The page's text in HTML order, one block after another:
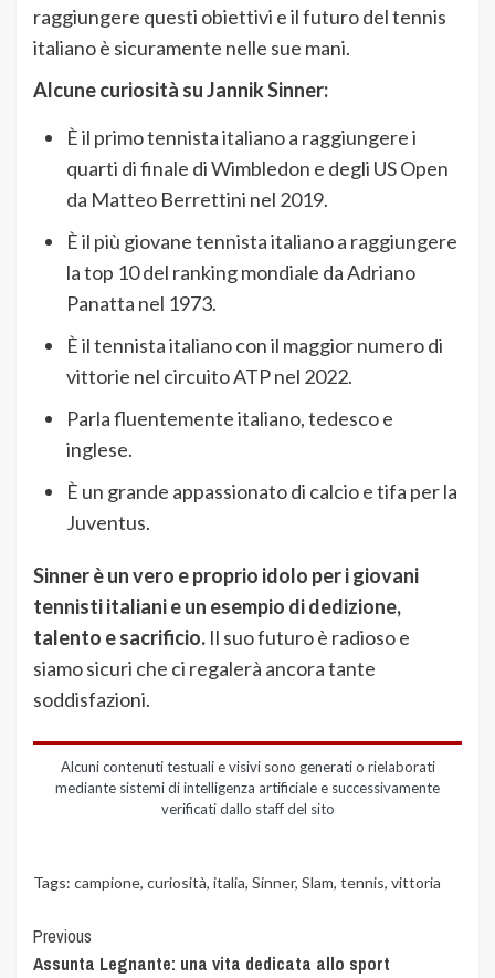
raggiungere questi obiettivi e il futuro del tennis
italiano è sicuramente nelle sue mani.
Alcune curiosità su Jannik Sinner:
È il primo tennista italiano a raggiungere i
quarti di finale di Wimbledon e degli US Open
da Matteo Berrettini nel 2019.
È il più giovane tennista italiano a raggiungere
la top 10 del ranking mondiale da Adriano
Panatta nel 1973.
È il tennista italiano con il maggior numero di
vittorie nel circuito ATP nel 2022.
Parla fluentemente italiano,tedesco e
inglese.
È un grande appassionato di calcio e tifa per la
Juventus.
Sinner è un vero e proprio idolo per i giovani
tennisti italiani e un esempio di dedizione,
talento e sacrificio. Il suo futuro è radioso e
siamo sicuri che ci regalerà ancora tante
soddisfazioni.
Alcuni contenuti testuali e visivi sono generati o rielaborati
mediante sistemi di intelligenza artificiale e successivamente
verificati dallo staff del sito
Tags: campione, curiosità, italia, Sinner, Slam, tennis, vittoria
Previous
Assunta Legnante: una vita dedicata allo sport